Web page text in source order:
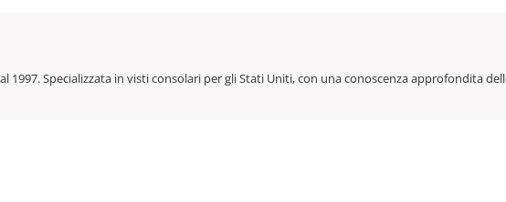
1997. Specializzata in visti consolari per gli Stati Uniti, con una conoscenza approfondita